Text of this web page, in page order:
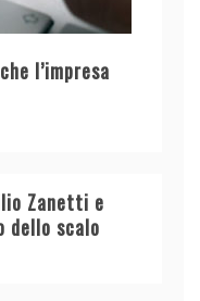
l’impresa
Zanetti e
dello scalo